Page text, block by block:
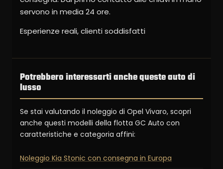
servono in media 24 ore.
Esperienze reali, clienti soddisfatti
Potrebbero interessarti anche queste auto di
lusso
Se stai valutando il noleggio di Opel Vivaro, scopri
anche questi modelli della flotta GC Auto con
caratteristiche e categoria affini:
Noleggio Kia Stonic con consegna in Europa